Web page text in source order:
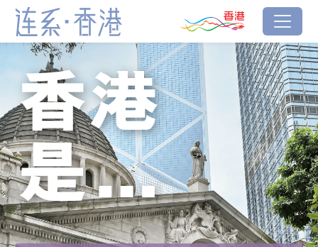
跳到主要内容
连系‧香港 香港品牌
#安定平稳